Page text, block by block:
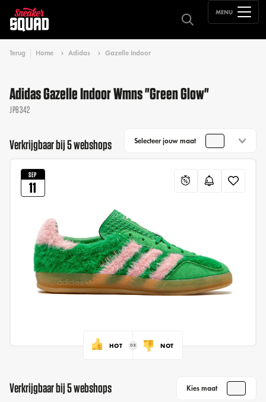
MENU
Terug Home Adidas Gazelle Indoor
Adidas Gazelle Indoor Wmns "Green Glow"
JP8342
Verkrijgbaar bij 5 webshops Selecteer jouw maat
SEP
11
HOT NOT
Verkrijgbaar bij 5 webshops Kies maat